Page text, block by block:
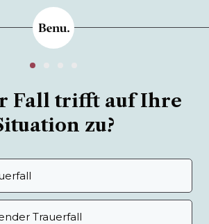
Fall trifft auf Ihre
zu?
Trauerfall